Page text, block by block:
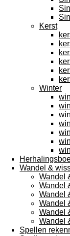
Kerst
Winter
Wandel &
Wandel
Wandel
Wandel
Wandel
Wandel
Wandel
Spellen